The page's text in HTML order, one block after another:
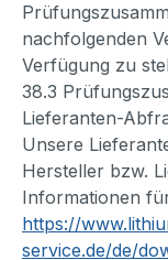
nachfolgenden
Verfügung zu
38.3
Lieferanten-
Unsere
Hersteller bzw.
Informationen
https://
service.de/de/